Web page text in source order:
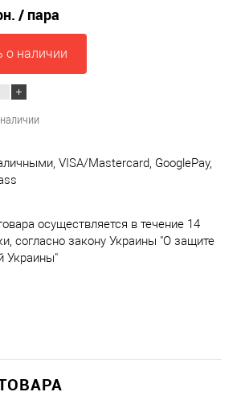
/ пара
о наличии
VISA/Mastercard, GooglePay,
осуществляется в течение 14
согласно закону Украины "О защите
Украины"